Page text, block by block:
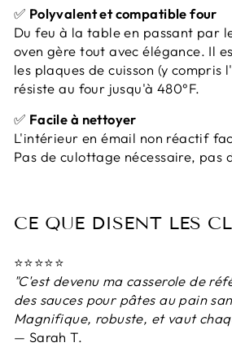
✅ Polyvalent et compatible four
Du feu à la table en passant par
oven gère tout avec élégance. Il
les plaques de cuisson (y compris
résiste au four jusqu'à 480°F.
✅ Facile à nettoyer
L'intérieur en émail non réactif
Pas de culottage nécessaire, pas
CE QUE DISENT LES
⭐️⭐️⭐️⭐️⭐️
"C'est devenu ma casserole de
des sauces pour pâtes au pain
Magnifique, robuste, et vaut
— Sarah T.